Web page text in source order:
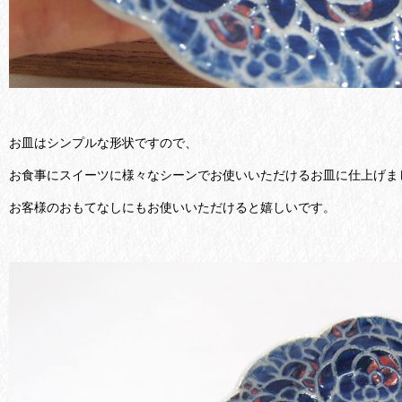
お皿はシンプルな形状ですので、
お食事にスイーツに様々なシーンでお使いいただけるお皿に仕上げま
お客様のおもてなしにもお使いいただけると嬉しいです。